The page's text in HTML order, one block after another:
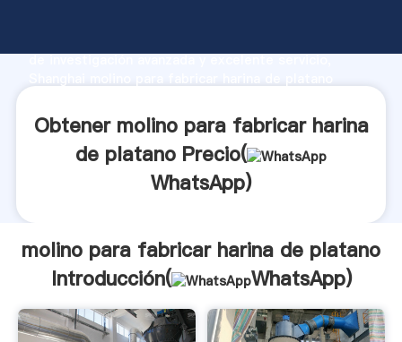
de investigación avanzada y excelente servicio,
clientes.
Obtener molino para fabricar harina
de platano Precio(
WhatsApp)
molino para fabricar harina de platano
Introducción(
WhatsApp)